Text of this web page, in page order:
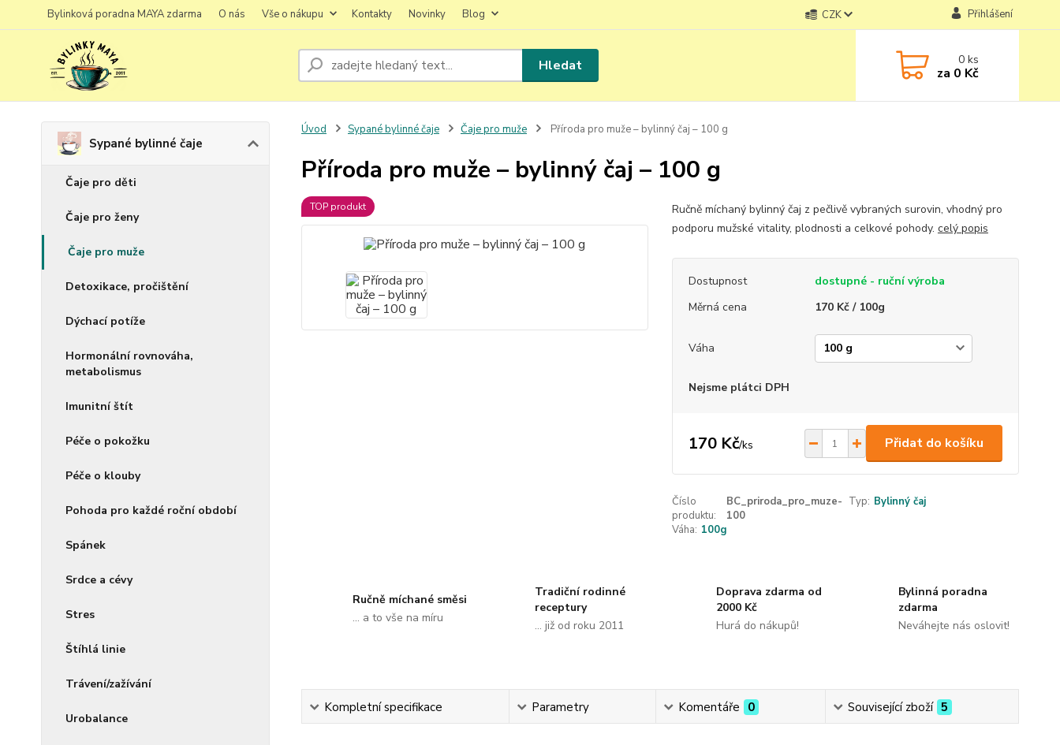
Bylinková poradna MAYA zdarma O nás Vše o nákupu Kontakty Novinky Blog CZK Přihlášení
Hledat 0ks
za 0 Kč
Sypané bylinné čaje
Čaje pro děti
Čaje pro ženy
Čaje pro muže
Detoxikace, pročištění
Dýchací potíže
Hormonální rovnováha,
metabolismus
Imunitní štít
Péče o pokožku
Péče o klouby
Pohoda pro každé roční období
Spánek
Srdce a cévy
Stres
Štíhlá linie
Trávení/zažívání
Urobalance
Úvod Sypané bylinné čaje Čaje pro muže Příroda pro muže – bylinný čaj – 100 g
Příroda pro muže – bylinný čaj – 100 g
TOP produkt
Ručně míchaný bylinný čaj z pečlivě vybraných surovin, vhodný pro
podporu mužské vitality, plodnosti a celkové pohody. celý popis
Dostupnost
dostupné - ruční výroba
Měrná cena
170 Kč / 100g
Váha
Nejsme plátci DPH
170 Kč/ks Přidat do košíku
Číslo
produktu:
BC_priroda_pro_muze-
100
Typ: Bylinný čaj
Váha: 100g
Ručně míchané směsi
... a to vše na míru
Tradiční rodinné
receptury
... již od roku 2011
Doprava zdarma od
2000 Kč
Hurá do nákupů!
Bylinná poradna
zdarma
Neváhejte nás oslovit!
Kompletní specifikace Parametry Komentáře 0 Související zboží 5